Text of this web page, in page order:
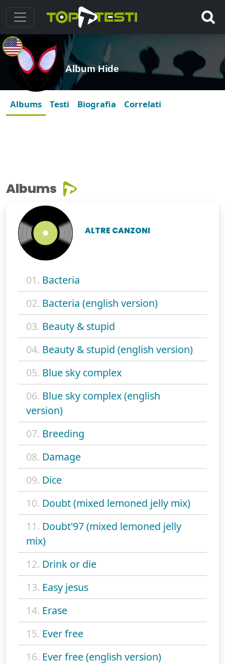
Album Hide
Albums Testi Biografia Correlati
Albums
ALTRE CANZONI
01. Bacteria
02. Bacteria (english version)
03. Beauty & stupid
04. Beauty & stupid (english version)
05. Blue sky complex
06. Blue sky complex (english
version)
07. Breeding
08. Damage
09. Dice
10. Doubt (mixed lemoned jelly mix)
11. Doubt'97 (mixed lemoned jelly
mix)
12. Drink or die
13. Easy jesus
14. Erase
15. Ever free
16. Ever free (english version)